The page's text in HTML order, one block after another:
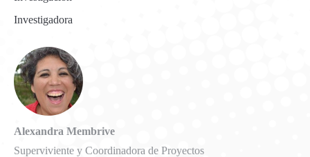
Investigadora
Alexandra Membrive
Superviviente y Coordinadora de Proyectos